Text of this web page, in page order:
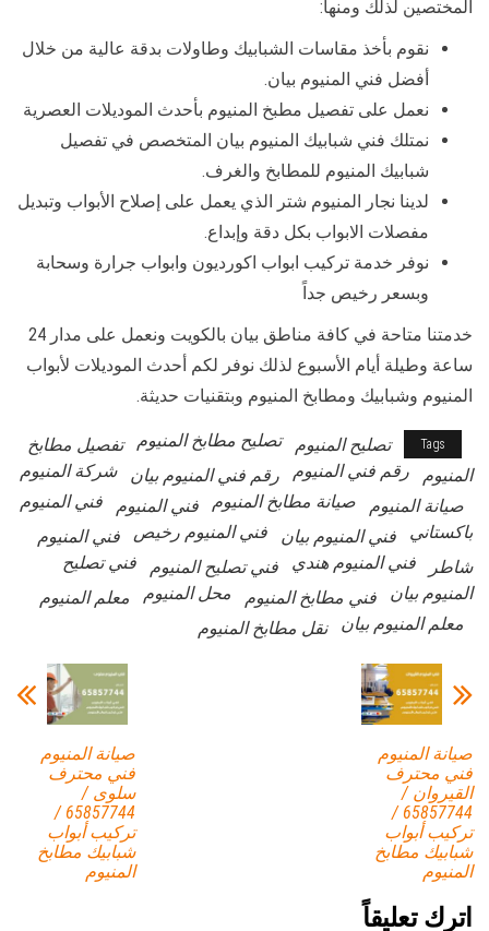
المختصين لذلك ومنها:
نقوم بأخذ مقاسات الشبابيك وطاولات بدقة عالية من خلال
أفضل فني المنيوم بيان.
نعمل على تفصيل مطبخ المنيوم بأحدث الموديلات العصرية
نمتلك فني شبابيك المنيوم بيان المتخصص في تفصيل
شبابيك المنيوم للمطابخ والغرف.
لدينا نجار المنيوم شتر الذي يعمل على إصلاح الأبواب وتبديل
مفصلات الابواب بكل دقة وإبداع.
نوفر خدمة تركيب ابواب اكورديون وابواب جرارة وسحابة
وبسعر رخيص جداً
خدمتنا متاحة في كافة مناطق بيان بالكويت ونعمل على مدار 24
ساعة وطيلة أيام الأسبوع لذلك نوفر لكم أحدث الموديلات لأبواب
المنيوم وشبابيك ومطابخ المنيوم وبتقنيات حديثة.
Tags تصليح المنيوم تصليح مطابخ المنيوم
تفصيل مطابخ
المنيوم
رقم فني المنيوم رقم فني المنيوم بيان
شركة المنيوم
صيانة المنيوم
صيانة مطابخ المنيوم فني المنيوم
فني المنيوم
باكستاني
فني المنيوم بيان فني المنيوم رخيص
فني المنيوم
شاطر
فني المنيوم هندي فني تصليح المنيوم
فني تصليح
المنيوم بيان
فني مطابخ المنيوم محل المنيوم
معلم المنيوم
معلم المنيوم بيان
نقل مطابخ المنيوم
صيانة المنيوم
فني محترف
سلوى /
65857744 /
تركيب أبواب
شبابيك مطابخ
المنيوم
صيانة المنيوم
فني محترف
القيروان /
65857744 /
تركيب أبواب
شبابيك مطابخ
المنيوم
اترك تعليقاً